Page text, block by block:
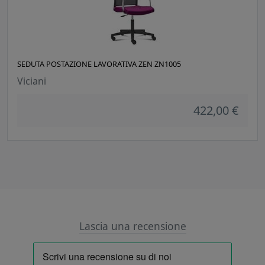
SEDUTA POSTAZIONE LAVORATIVA ZEN ZN1005
Viciani
422,00 €
Lascia una recensione